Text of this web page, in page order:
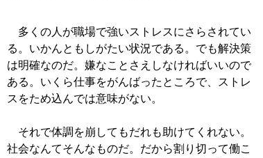
多くの人が職場で強いストレスにさらされてい
る。いかんともしがたい状況である。でも解決策
は明確なのだ。嫌なことさえしなければいいので
ある。いくら仕事をがんばったところで、ストレ
スをため込んでは意味がない。
それで体調を崩してもだれも助けてくれない。
社会なんてそんなものだ。だから割り切って働こ